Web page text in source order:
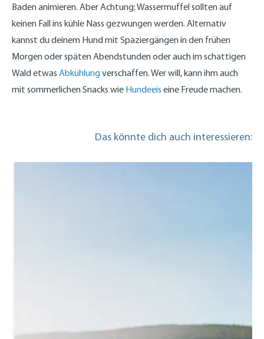
Baden animieren. Aber Achtung: Wassermuffel sollten auf
keinen Fall ins kühle Nass gezwungen werden. Alternativ
kannst du deinem Hund mit Spaziergängen in den frühen
Morgen oder späten Abendstunden oder auch im schattigen
Wald etwas Abkühlungverschaffen. Wer will, kann ihm auch
mit sommerlichen Snacks wie Hundeeis eine Freude machen.
Das könnte dich auch interessieren: